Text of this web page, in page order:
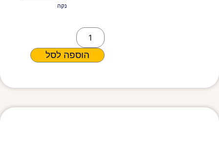
נקה
הוספה לסל